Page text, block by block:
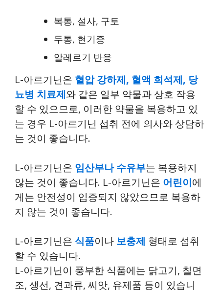
복통, 설사, 구토
두통, 현기증
알레르기 반응
L-아르기닌은 혈압 강하제, 혈액 희석제, 당
뇨병 치료제와 같은 일부 약물과 상호 작용
할 수 있으므로, 이러한 약물을 복용하고 있
는 경우 L-아르기닌 섭취 전에 의사와 상담하
는 것이 좋습니다.
L-아르기닌은 임산부나 수유부는 복용하지
않는 것이 좋습니다. L-아르기닌은 어린이에
게는 안전성이 입증되지 않았으므로 복용하
지 않는 것이 좋습니다.
L-아르기닌은 식품이나 보충제 형태로 섭취
할 수 있습니다.
L-아르기닌이 풍부한 식품에는 닭고기, 칠면
조, 생선, 견과류, 씨앗, 유제품 등이 있습니